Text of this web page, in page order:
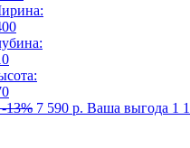
-13% 7 590 р. Ваша выгода 1